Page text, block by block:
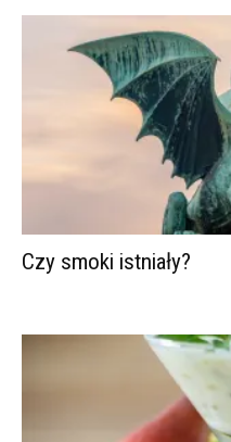
Czy smoki istniały?